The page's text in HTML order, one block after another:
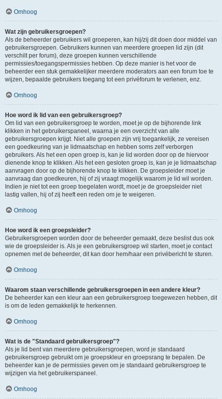
Omhoog
Wat zijn gebruikersgroepen?
Als de beheerder gebruikers wil groeperen, kan hij/zij dit doen door middel van
gebruikersgroepen. Gebruikers kunnen van meerdere groepen lid zijn (dit
verschilt per forum), deze groepen kunnen verschillende
permissies/toegangspermissies hebben. Op deze manier is het voor de
beheerder een stuk gemakkelijker meerdere moderators aan een forum toe te
wijzen, bepaalde gebruikers toegang tot een privéforum te verlenen, enz.
Omhoog
Hoe word ik lid van een gebruikersgroep?
Om lid van een gebruikersgroep te worden, moet je op de bijhorende link
klikken in het gebruikerspaneel, waarna je een overzicht van alle
gebruikersgroepen krijgt. Niet alle groepen zijn vrij toegankelijk, ze vereisen
een goedkeuring van je lidmaatschap en hebben soms zelf verborgen
gebruikers. Als het een open groep is, kan je lid worden door op de hiervoor
dienende knop te klikken. Als het een gesloten groep is, kan je je lidmaatschap
aanvragen door op de bijhorende knop te klikken. De groepsleider moet je
aanvraag dan goedkeuren, hij of zij vraagt mogelijk waarom je lid wil worden.
Indien je niet tot een groep toegelaten wordt, moet je de groepsleider niet
lastig vallen, hij of zij heeft een reden om je te weigeren.
Omhoog
Hoe word ik een groepsleider?
Gebruikersgroepen worden door de beheerder gemaakt, deze beslist dus ook
wie de groepsleider is. Als je een gebruikersgroep wil starten, moet je contact
opnemen met de beheerder, dit kan door hem/haar een privébericht te sturen.
Omhoog
Waarom staan verschillende gebruikersgroepen in een andere kleur?
De beheerder kan een kleur aan een gebruikersgroep toegewezen hebben, dit
is om de leden gemakkelijk te herkennen.
Omhoog
Wat is de "Standaard gebruikersgroep"?
Als je lid bent van meerdere gebruikersgroepen, word je standaard
gebruikersgroep gebruikt om je groepskleur en groepsrang te bepalen. De
beheerder kan je de permissies geven om je standaard gebruikersgroep te
wijzigen via het gebruikerspaneel.
Omhoog